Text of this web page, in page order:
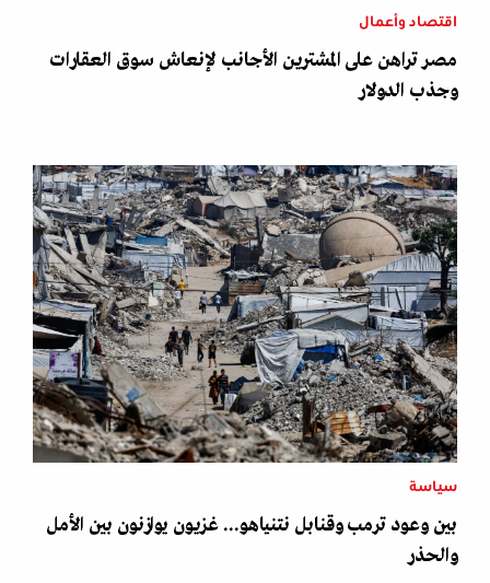
اقتصاد وأعمال
مصر تراهن على المشترين الأجانب لإنعاش سوق العقارات
وجذب الدولار
سياسة
بين وعود ترمب وقنابل نتنياهو... غزيون يوازنون بين الأمل
والحذر